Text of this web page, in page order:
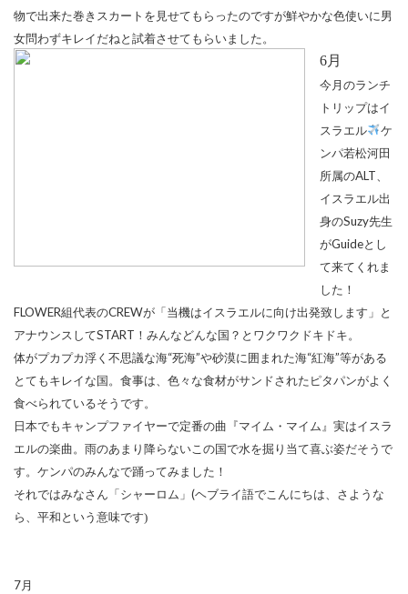
物で出来た巻きスカートを見せてもらったのですが鮮やかな色使いに男
女問わずキレイだねと試着させてもらいました。
6月
今月のランチ
トリップはイ
スラエル
ケ
ンパ若松河田
所属のALT
イスラエル出
身のSuzy先生
がGuideとし
て来てくれま
した！
FLOWER組代表のCREWが「当機はイスラエルに向け出発致します」と
アナウンスしてSTART ！みんなどんな国？とワクワクドキドキ。
体がプカプカ浮く不思議な海“死海”や砂漠に囲まれた海“紅海”等がある
とてもキレイな国。食事は、色々な食材がサンドされたピタパンがよく
食べられているそうです。
日本でもキャンプファイヤーで定番の曲『マイム・マイム』実はイスラ
エルの楽曲。雨のあまり降らないこの国で水を掘り当て喜ぶ姿だそうで
す。ケンパのみんなで踊ってみました！
それではみなさん「シャーロム」 (ヘブライ語でこんにちは、さような
ら、平和という意味です)
7月